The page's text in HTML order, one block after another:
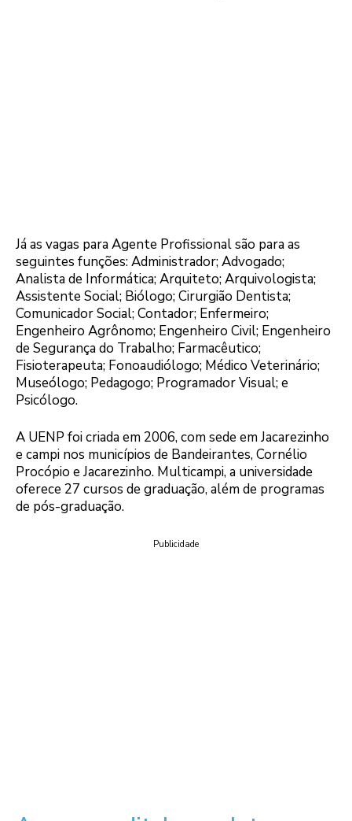
Já as vagas para Agente Profissional são para as
seguintes funções: Administrador; Advogado;
Analista de Informática; Arquiteto; Arquivologista;
Assistente Social; Biólogo; Cirurgião Dentista;
Comunicador Social; Contador; Enfermeiro;
Engenheiro Agrônomo; Engenheiro Civil; Engenheiro
de Segurança do Trabalho; Farmacêutico;
Fisioterapeuta; Fonoaudiólogo; Médico Veterinário;
Museólogo; Pedagogo; Programador Visual; e
Psicólogo.
A UENP foi criada em 2006, com sede em Jacarezinho
e campi nos municípios de Bandeirantes, Cornélio
Procópio e Jacarezinho. Multicampi, a universidade
oferece 27 cursos de graduação, além de programas
de pós-graduação.
Publicidade